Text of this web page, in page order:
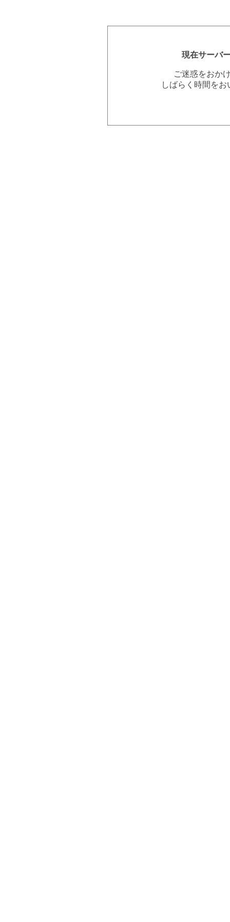
現在サーバ
ご迷惑をおか
しばらく時間を